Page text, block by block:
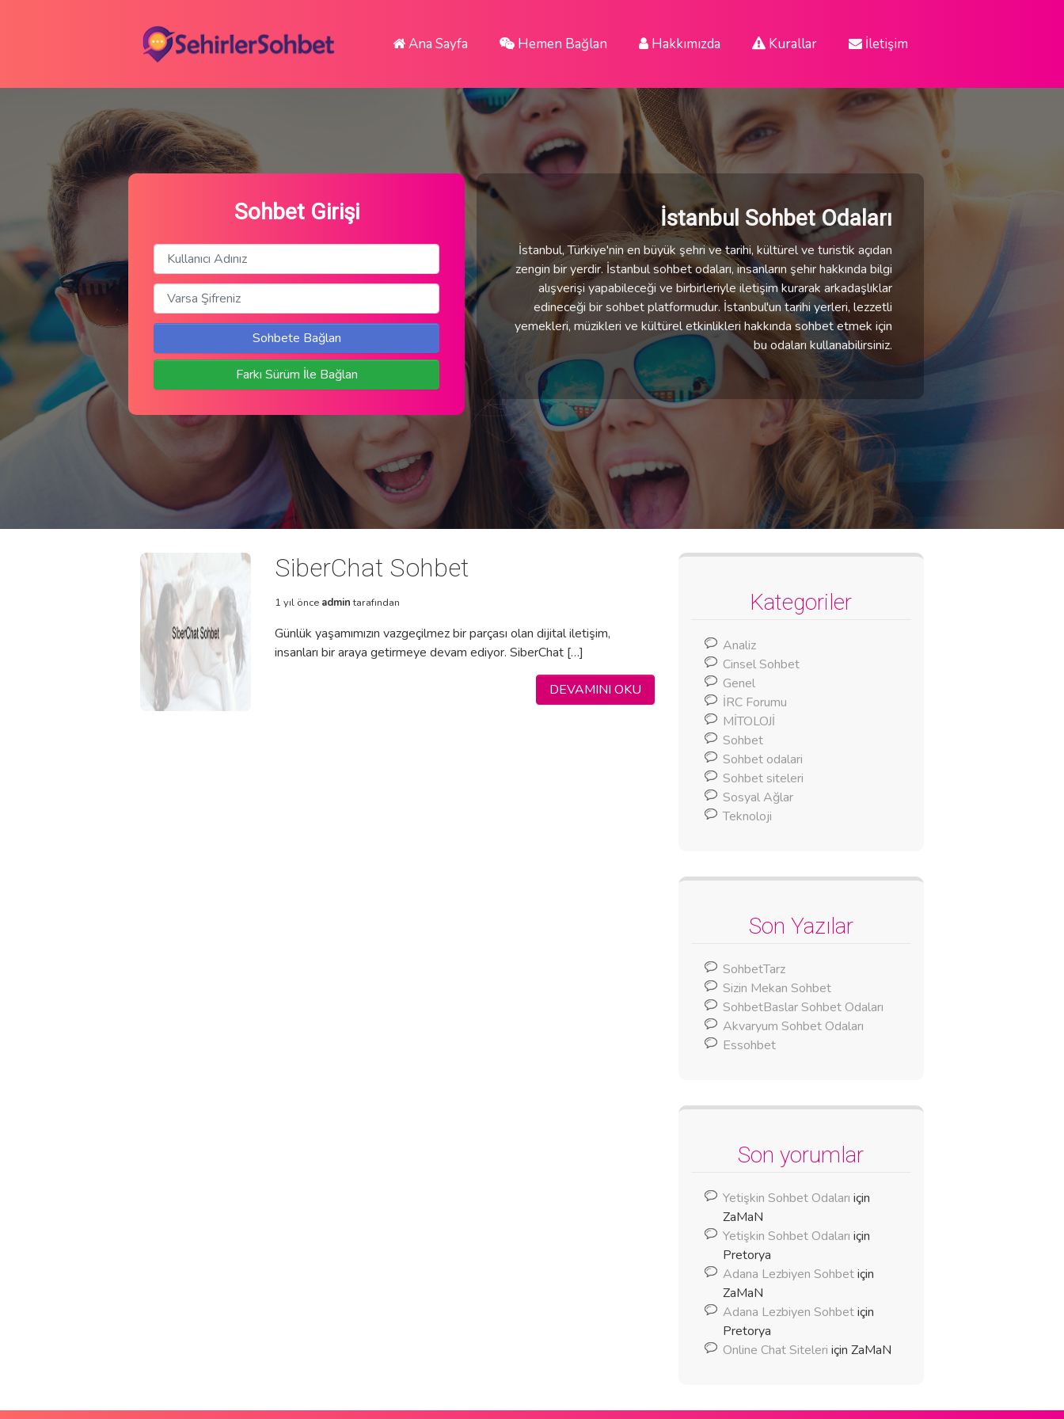
Ana Sayfa Hemen Bağlan Hakkımızda Kurallar İletişim
Sohbet Girişi
Sohbete Bağlan
Farkı Sürüm İle Bağlan
İstanbul Sohbet Odaları
İstanbul, Türkiye'nin en büyük şehri ve tarihi, kültürel ve turistik açıdan
zengin bir yerdir. İstanbul sohbet odaları, insanların şehir hakkında bilgi
alışverişi yapabileceği ve birbirleriyle iletişim kurarak arkadaşlıklar
edineceği bir sohbet platformudur. İstanbul'un tarihi yerleri, lezzetli
yemekleri, müzikleri ve kültürel etkinlikleri hakkında sohbet etmek için
bu odaları kullanabilirsiniz.
SiberChat Sohbet
1 yıl önce admintarafından
Günlük yaşamımızın vazgeçilmez bir parçası olan dijital iletişim,
insanları bir araya getirmeye devam ediyor. SiberChat […]
DEVAMINI OKU
Kategoriler
Analiz
Cinsel Sohbet
Genel
İRC Forumu
MİTOLOJİ
Sohbet
Sohbet odalari
Sohbet siteleri
Sosyal Ağlar
Teknoloji
Son Yazılar
SohbetTarz
Sizin Mekan Sohbet
SohbetBaslar Sohbet Odaları
Akvaryum Sohbet Odaları
Essohbet
Son yorumlar
Yetişkin Sohbet Odaları için
ZaMaN
Yetişkin Sohbet Odaları için
Pretorya
Adana Lezbiyen Sohbetiçin
ZaMaN
Adana Lezbiyen Sohbetiçin
Pretorya
Online Chat Siteleri için ZaMaN